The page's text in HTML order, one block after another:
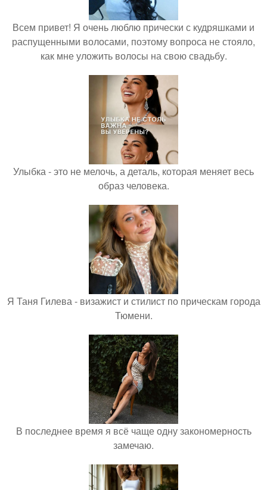
Всем привет! Я очень люблю прически с кудряшками и
распущенными волосами, поэтому вопроса не стояло,
как мне уложить волосы на свою свадьбу.
Улыбка - это не мелочь, а деталь, которая меняет весь
образ человека.
Я Таня Гилева - визажист и стилист по прическам города
Тюмени.
В последнее время я всё чаще одну закономерность
замечаю.